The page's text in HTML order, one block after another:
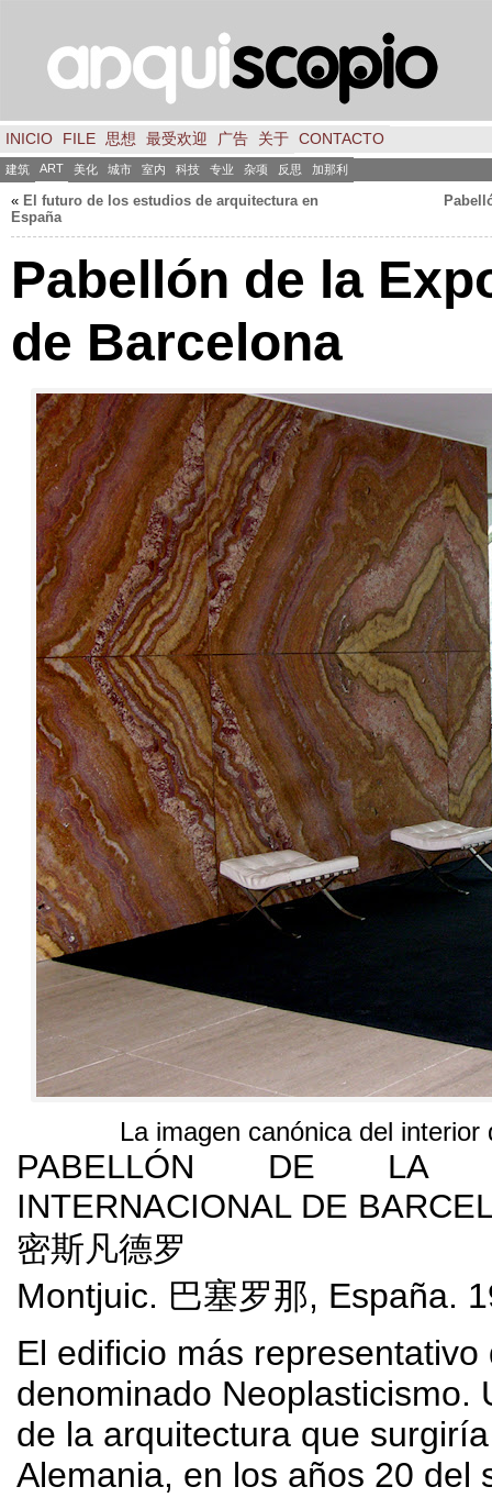
INICIO FILE 思想 最受欢迎 广告 关于 CONTACTO
建筑 ART 美化 城市 室内 科技 专业 杂项 反思 加那利
« El futuro de los estudios de arquitectura en
España
Pabellón de la
de Barcelona
La imagen canónica del interior
PABELLÓN DE LA
INTERNACIONAL DE
密斯凡德罗
Montjuic. 巴塞罗那, España.
El edificio más representativo
denominado Neoplasticismo.
de la arquitectura que
Alemania, en los años 20 del